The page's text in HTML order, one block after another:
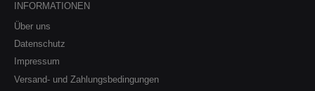
INFORMATIONEN
Über uns
Datenschutz
Impressum
Versand- und Zahlungsbedingungen